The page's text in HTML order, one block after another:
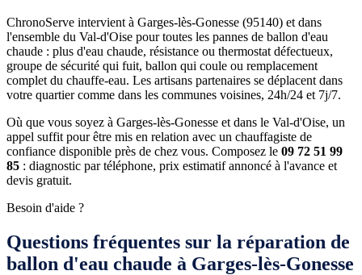
ChronoServe intervient à Garges-lès-Gonesse (95140) et dans
l'ensemble du Val-d'Oise pour toutes les pannes de ballon d'eau
chaude : plus d'eau chaude, résistance ou thermostat défectueux,
groupe de sécurité qui fuit, ballon qui coule ou remplacement
complet du chauffe-eau. Les artisans partenaires se déplacent dans
votre quartier comme dans les communes voisines, 24h/24 et 7j/7.
Où que vous soyez à Garges-lès-Gonesse et dans le Val-d'Oise, un
appel suffit pour être mis en relation avec un chauffagiste de
confiance disponible près de chez vous. Composez le 09 72 51 99
85 : diagnostic par téléphone, prix estimatif annoncé à l'avance et
devis gratuit.
Besoin d'aide ?
Questions fréquentes sur la réparation de
ballon d'eau chaude à Garges-lès-Gonesse